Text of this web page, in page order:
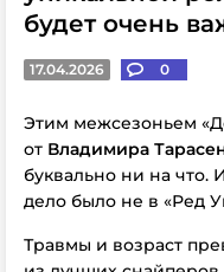
будет очень
17.04.2026 0
Этим межсезоньем
от Владимира
буквально ни на что.
дело было не в «Ред
Травмы и возраст